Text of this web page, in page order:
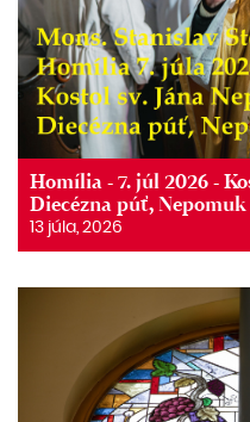
Homília - 7. júl 2026 -
Diecézna púť, Nepomuk
13 júla, 2026